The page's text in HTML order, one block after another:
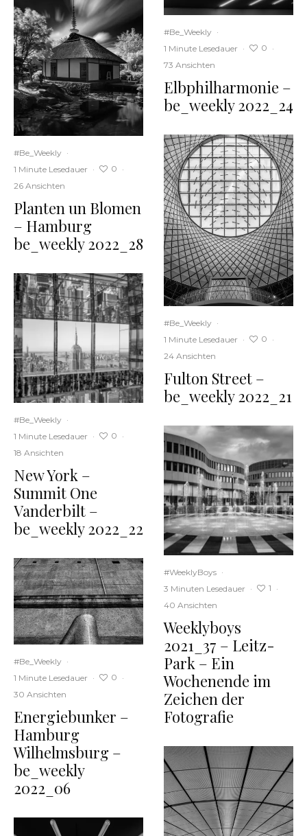
#Be_Weekly ·
1 Minute Lesedauer · 0 ·
26 Ansichten
Planten un Blomen
– Hamburg
be_weekly 2022_28
#Be_Weekly ·
1 Minute Lesedauer · 0 ·
18 Ansichten
New York –
Summit One
Vanderbilt –
be_weekly 2022_22
#Be_Weekly ·
1 Minute Lesedauer · 0 ·
30 Ansichten
Energiebunker –
Hamburg
Wilhelmsburg –
be_weekly
2022_06
#Be_Weekly ·
1 Minute Lesedauer · 0 ·
73 Ansichten
Elbphilharmonie –
be_weekly 2022_24
#Be_Weekly ·
1 Minute Lesedauer · 0 ·
24 Ansichten
Fulton Street –
be_weekly 2022_21
#WeeklyBoys ·
3 Minuten Lesedauer · 1 ·
40 Ansichten
Weeklyboys
2021_37 – Leitz-
Park – Ein
Wochenende im
Zeichen der
Fotografie